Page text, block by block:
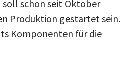
soll schon seit Oktober
Produktion gestartet sein.
Komponenten für die